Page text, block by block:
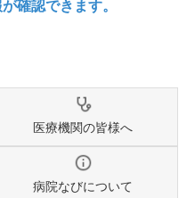
医療機関の皆様へ
病院なびについて